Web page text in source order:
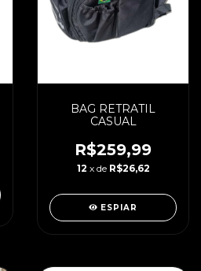
BAG RETRATIL
CASUAL
R$259,99
12 x de R$26,62
ESPIAR